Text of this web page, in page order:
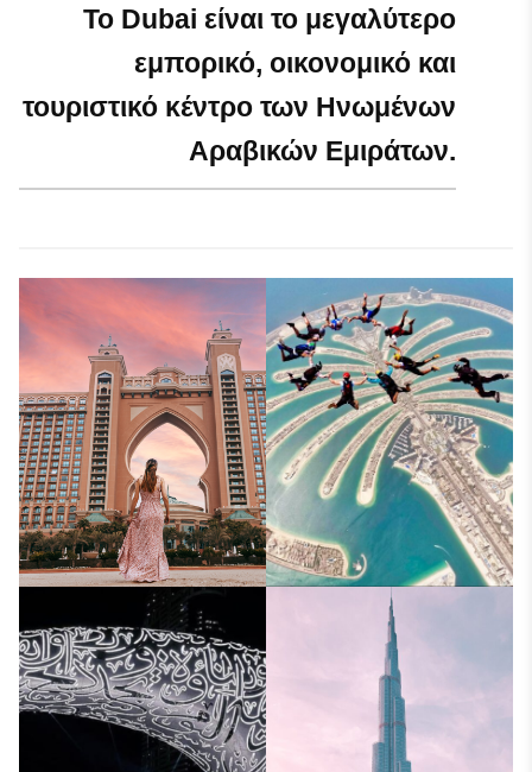
Το Dubai είναι το μεγαλύτερο
εμπορικό, οικονομικό και
τουριστικό κέντρο των Ηνωμένων
Αραβικών Εμιράτων.